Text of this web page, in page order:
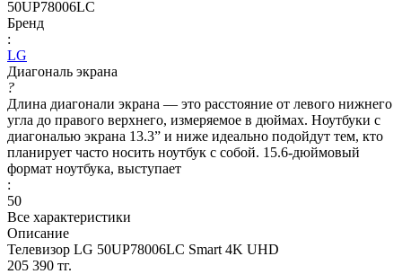
50UP78006LC
Бренд
:
LG
Диагональ экрана
?
Длина диагонали экрана — это расстояние от левого нижнего
угла до правого верхнего, измеряемое в дюймах. Ноутбуки с
диагональю экрана 13.3” и ниже идеально подойдут тем, кто
планирует часто носить ноутбук с собой. 15.6-дюймовый
формат ноутбука, выступает
:
50
Все характеристики
Описание
Телевизор LG 50UP78006LC Smart 4K UHD
205 390 тг.